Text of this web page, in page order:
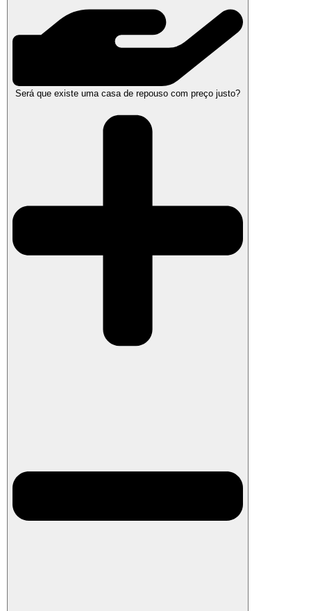
Será que existe uma casa de repouso com preço justo?